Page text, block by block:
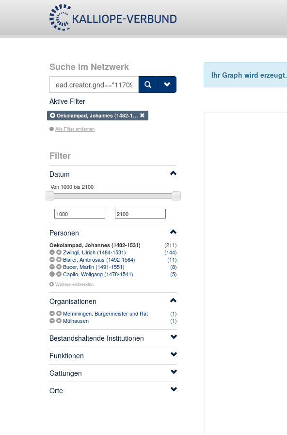
Suche im Netzwerk
Aktive Filter
Oekolampad, Johannes (1482-1…
Alle Filter entfernen
Filter
Datum
Personen
Oekolampad, Johannes (1482-1531)
(211)
Zwingli, Ulrich (1484-1531)
(144)
Blarer, Ambrosius (1492-1564)
(11)
Bucer, Martin (1491-1551)
(8)
Capito, Wolfgang (1478-1541)
(5)
Weitere einblenden
Organisationen
Memmingen. Bürgermeister und Rat
(1)
Mülhausen
(1)
Bestandshaltende Institutionen
Funktionen
Gattungen
Orte
Ihr Graph wird erzeugt.